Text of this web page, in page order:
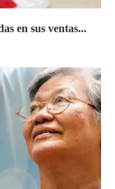
en sus ventas...